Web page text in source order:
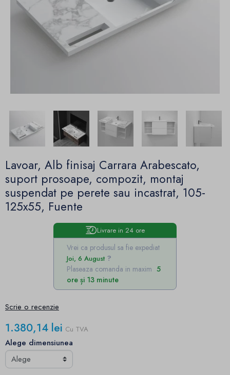
Lavoar, Alb finisaj Carrara Arabescato,
suport prosoape, compozit, montaj
suspendat pe perete sau incastrat, 105-
125x55, Fuente
Livrare in 24 ore
Vrei ca produsul sa fie expediat
Joi, 6 August
Plaseaza comanda in maxim 5
ore și 13 minute
Scrie o recenzie
1.380,14 lei Cu TVA
Alege dimensiunea